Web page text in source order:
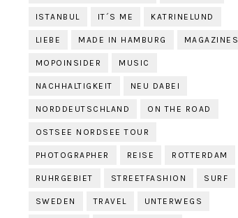
ISTANBUL IT´S ME KATRINELUND
LIEBE MADE IN HAMBURG MAGAZINES
MOPOINSIDER MUSIC
NACHHALTIGKEIT NEU DABEI
NORDDEUTSCHLAND ON THE ROAD
OSTSEE NORDSEE TOUR
PHOTOGRAPHER REISE ROTTERDAM
RUHRGEBIET STREETFASHION SURF
SWEDEN TRAVEL UNTERWEGS